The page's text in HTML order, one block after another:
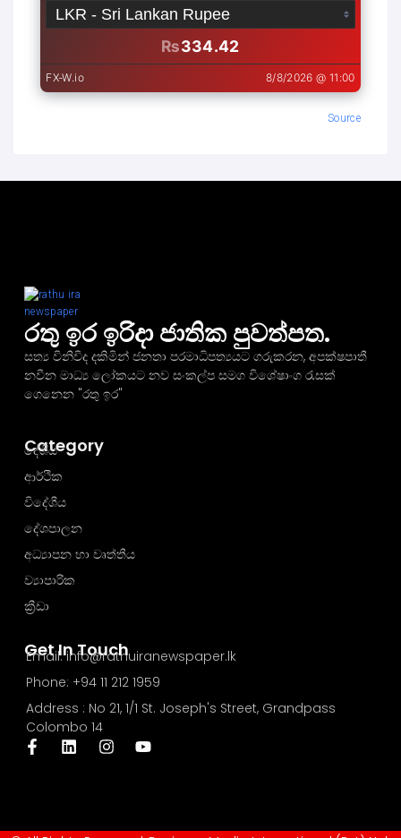
Source
රතු ඉර ඉරිදා ජාතික පුවත්පත.
සත්‍ය විනිවිද දකිමින් ජනතා පරමාධිපත්‍යයට ගරුකරන, අපක්ෂපාතී
නවීන මාධ්‍ය ලෝකයට නව සංකල්ප සමග විශේෂාංග රැසක්
ගෙනෙන "රතු ඉර"
Get In Touch
Email: info@rathuiranewspaper.lk
Phone: +94 11 212 1959
Address : No 21, 1/1 St. Joseph's Street, Grandpass
Colombo 14
Category
දේශීය
ආර්ථික
විදේශීය
දේශපාලන
අධ්‍යාපන හා වෘත්තීය
ව්‍යාපාරික
ක්‍රීඩා